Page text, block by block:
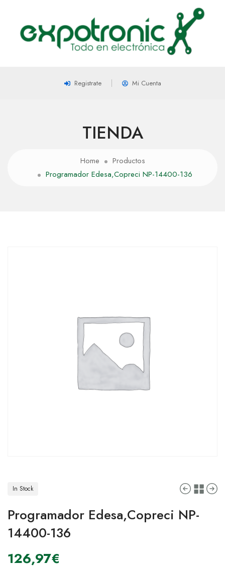
Registrate Mi Cuenta
TIENDA
Home
Productos
Programador Edesa,Copreci NP-14400-136
In Stock
Programador Edesa,Copreci NP-
14400-136
126,97€